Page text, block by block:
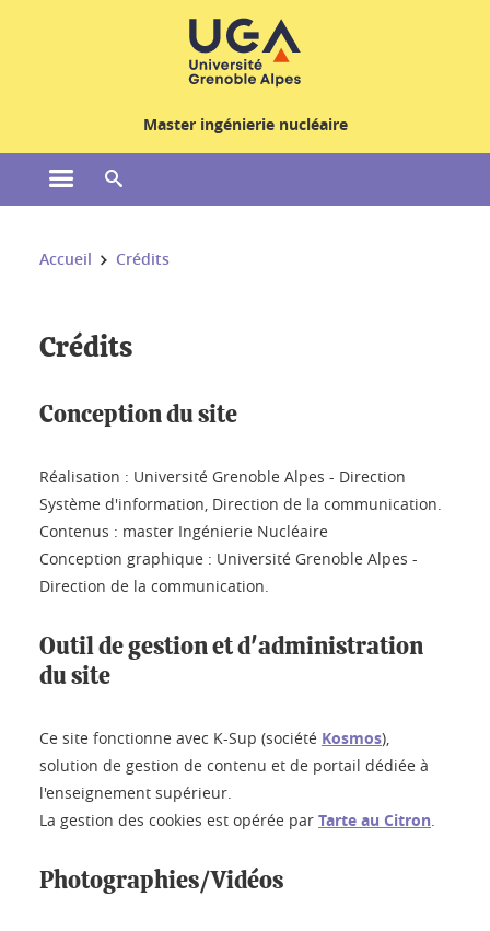
Master ingénierie nucléaire
Ouvrir le menu principal
Vous êtes ici :
Accueil Crédits
Crédits
Conception du site
Réalisation : Université Grenoble Alpes - Direction
Système d'information, Direction de la communication.
Contenus : master Ingénierie Nucléaire
Conception graphique : Université Grenoble Alpes -
Direction de la communication.
Outil de gestion et d'administration
du site
Ce site fonctionne avec K-Sup (société Kosmos),
solution de gestion de contenu et de portail dédiée à
l'enseignement supérieur.
La gestion des cookies est opérée par Tarte au Citron.
Photographies/Vidéos